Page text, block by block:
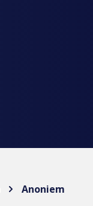
Anoniem